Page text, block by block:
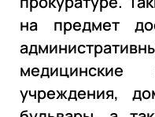
на предмет
медицинские
учреждения,